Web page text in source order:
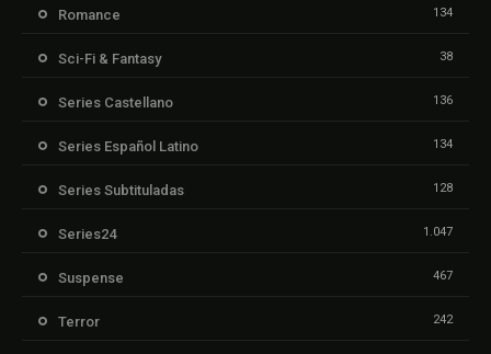
Romance 134
Sci-Fi & Fantasy 38
Series Castellano 136
Series Español Latino 134
Series Subtituladas 128
Series24 1.047
Suspense 467
Terror 242